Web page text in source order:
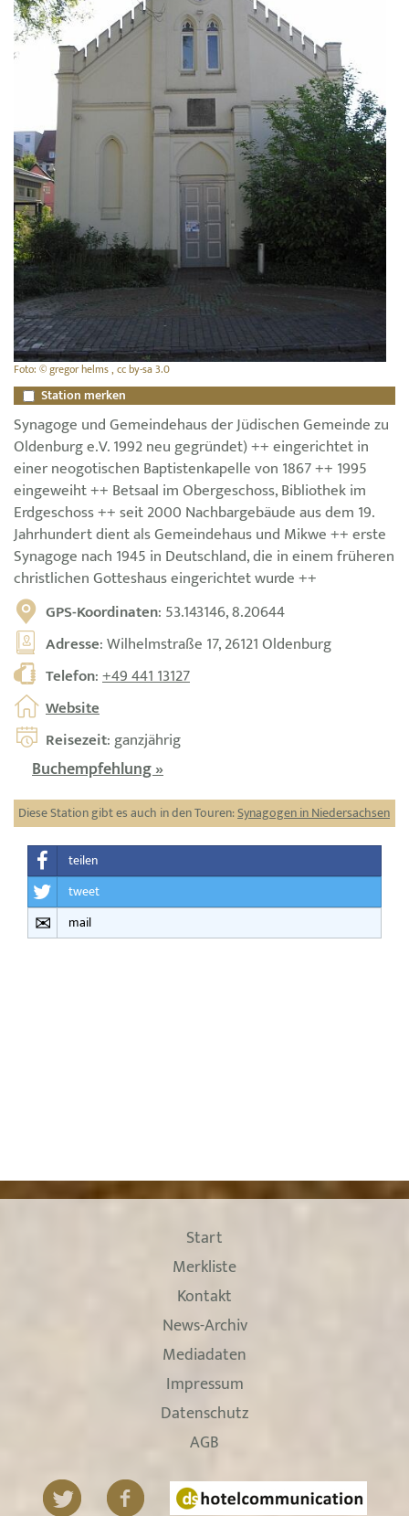
Foto: © gregor helms , cc by-sa 3.0
Station merken
Synagoge und Gemeindehaus der Jüdischen Gemeinde zu
Oldenburg e.V. 1992 neu gegründet) ++ eingerichtet in
einer neogotischen Baptistenkapelle von 1867 ++ 1995
eingeweiht ++ Betsaal im Obergeschoss, Bibliothek im
Erdgeschoss ++ seit 2000 Nachbargebäude aus dem 19.
Jahrhundert dient als Gemeindehaus und Mikwe ++ erste
Synagoge nach 1945 in Deutschland, die in einem früheren
christlichen Gotteshaus eingerichtet wurde ++
GPS-Koordinaten: 53.143146, 8.20644
Adresse: Wilhelmstraße 17, 26121 Oldenburg
Telefon:+49 441 13127
Website
Reisezeit: ganzjährig
Buchempfehlung »
Diese Station gibt es auch in den Touren:Synagogen in Niedersachsen
teilen
tweet
mail
Start
Merkliste
Kontakt
News-Archiv
Mediadaten
Impressum
Datenschutz
AGB